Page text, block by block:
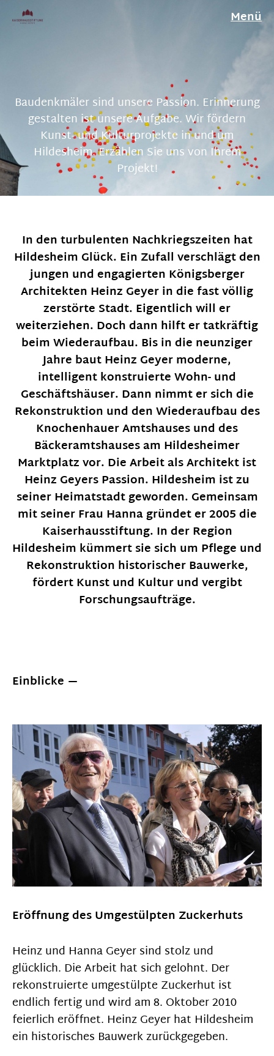
Baudenkmäler sind unsere Passion. Erinnerung
gestalten ist unsere Aufgabe. Wir fördern
Kunst- und Kulturprojekte in und um
Hildesheim. Erzählen Sie uns von Ihrem
Projekt!
Menü
In den turbulenten Nachkriegszeiten hat
Hildesheim Glück. Ein Zufall verschlägt den
jungen und engagierten Königsberger
Architekten Heinz Geyer in die fast völlig
zerstörte Stadt. Eigentlich will er
weiterziehen. Doch dann hilft er tatkräftig
beim Wiederaufbau. Bis in die neunziger
Jahre baut Heinz Geyer moderne,
intelligent konstruierte Wohn- und
Geschäftshäuser. Dann nimmt er sich die
Rekonstruktion und den Wiederaufbau des
Knochenhauer Amtshauses und des
Bäckeramtshauses am Hildesheimer
Marktplatz vor. Die Arbeit als Architekt ist
Heinz Geyers Passion. Hildesheim ist zu
seiner Heimatstadt geworden. Gemeinsam
mit seiner Frau Hanna gründet er 2005 die
Kaiserhausstiftung. In der Region
Hildesheim kümmert sie sich um Pflege und
Rekonstruktion historischer Bauwerke,
fördert Kunst und Kultur und vergibt
Forschungsaufträge.
Einblicke
Eröffnung des Umgestülpten Zuckerhuts
Heinz und Hanna Geyer sind stolz und
glücklich. Die Arbeit hat sich gelohnt. Der
rekonstruierte umgestülpte Zuckerhut ist
endlich fertig und wird am 8. Oktober 2010
feierlich eröffnet. Heinz Geyer hat Hildesheim
ein historisches Bauwerk zurückgegeben.